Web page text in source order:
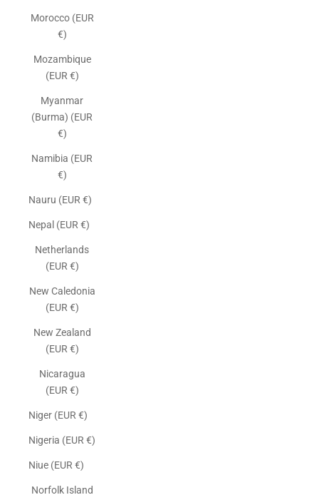
Morocco (EUR
€)
Mozambique
(EUR €)
Myanmar
(Burma) (EUR
€)
Namibia (EUR
€)
Nauru (EUR €)
Nepal (EUR €)
Netherlands
(EUR €)
New Caledonia
(EUR €)
New Zealand
(EUR €)
Nicaragua
(EUR €)
Niger (EUR €)
Nigeria (EUR €)
Niue (EUR €)
Norfolk Island